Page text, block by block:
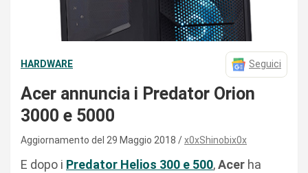
HARDWARE Seguici
Acer annuncia i Predator Orion
3000 e 5000
Aggiornamento del 29 Maggio 2018 x0xShinobix0x
E dopo i Predator Helios 300 e 500,Acer ha